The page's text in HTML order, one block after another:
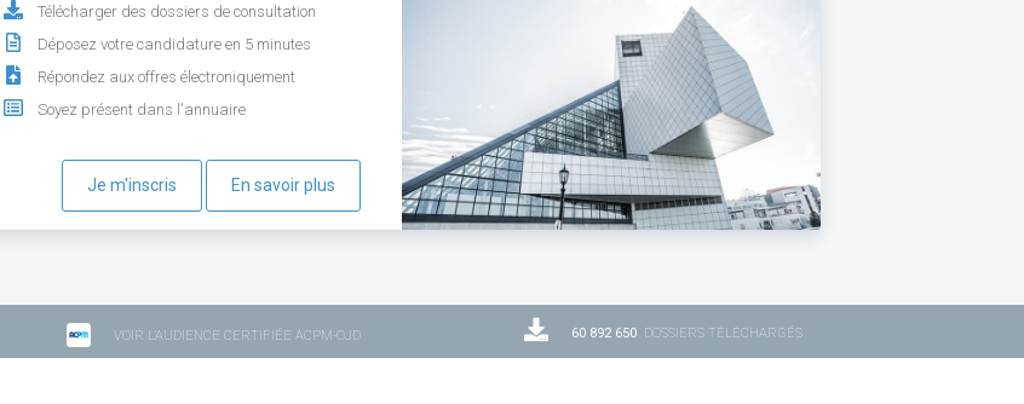
Télécharger des dossiers de consultation
Déposez votre candidature en 5 minutes
Répondez aux offres électroniquement
Soyez présent dans l'annuaire
Je m'inscris En savoir plus
VOIR L'AUDIENCE CERTIFIÉE ACPM-OJD 60 892 650 DOSSIERS TÉLÉCHARGÉS